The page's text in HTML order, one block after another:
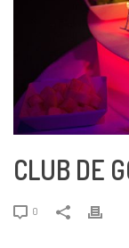
CLUB DE
0